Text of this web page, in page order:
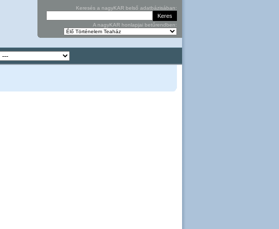
Keresés a nagyKAR belső adatbázisában:
A nagyKAR honlapjai betűrendben: